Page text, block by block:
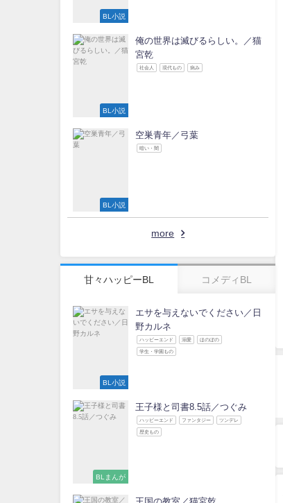
BL小説
BL小説
俺の世界は滅びるらしい。／猫
宮乾
社会人 現代もの 病み
BL小説
空巣青年／弓葉
暗い・闇
more
甘々ハッピーBL コメディBL
BL小説
エサを与えないでください／日
野カルネ
ハッピーエンド 溺愛 ほのぼの
学生・学園もの
BLまんが
王子様と司書8.5話／つぐみ
ハッピーエンド ファンタジー ツンデレ
歴史もの